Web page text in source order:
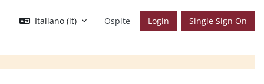
Italiano ‎(it)‎ Ospite Login Single Sign On